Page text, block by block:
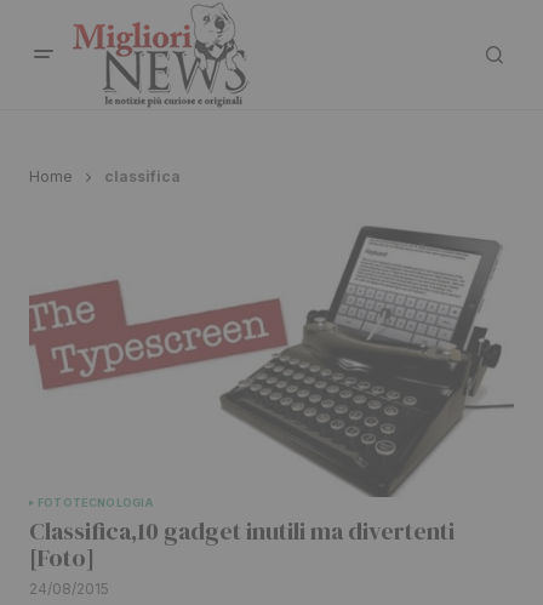
Home classifica
FOTOTECNOLOGIA
Classifica,10 gadget inutili ma divertenti
[Foto]
24/08/2015